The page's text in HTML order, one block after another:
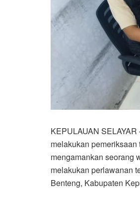
KEPULAUAN
melakukan
mengamankan seorang
melakukan perlawanan
Benteng, Kabupaten